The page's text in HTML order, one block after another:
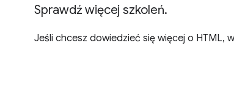
Sprawdź więcej szkoleń.
Jeśli chcesz dowiedzieć się więcej o HTML,